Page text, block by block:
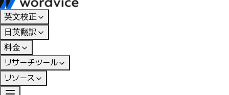
英文校正
日英翻訳
料金
リサーチツール
リソース